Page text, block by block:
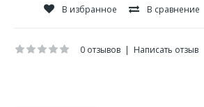
В избранное В сравнение
0 отзывов | Написать отзыв